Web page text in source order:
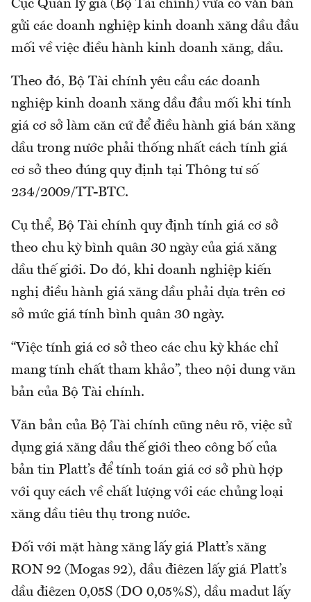
Cục Quản lý giá (Bộ Tài chính) vừa có văn bản
gửi các doanh nghiệp kinh doanh xăng dầu đầu
mối về việc điều hành kinh doanh xăng, dầu.
Theo đó, Bộ Tài chính yêu cầu các doanh
nghiệp kinh doanh xăng dầu đầu mối khi tính
giá cơ sở làm căn cứ để điều hành giá bán xăng
dầu trong nước phải thống nhất cách tính giá
cơ sở theo đúng quy định tại Thông tư số
234/2009/TT-BTC.
Cụ thể, Bộ Tài chính quy định tính giá cơ sở
theo chu kỳ bình quân 30 ngày của giá xăng
dầu thế giới. Do đó, khi doanh nghiệp kiến
nghị điều hành giá xăng dầu phải dựa trên cơ
sở mức giá tính bình quân 30 ngày.
“Việc tính giá cơ sở theo các chu kỳ khác chỉ
mang tính chất tham khảo”, theo nội dung văn
bản của Bộ Tài chính.
Văn bản của Bộ Tài chính cũng nêu rõ, việc sử
dụng giá xăng dầu thế giới theo công bố của
bản tin Platt’s để tính toán giá cơ sở phù hợp
với quy cách về chất lượng với các chủng loại
xăng dầu tiêu thụ trong nước.
Đối với mặt hàng xăng lấy giá Platt’s xăng
RON 92 (Mogas 92), dầu điêzen lấy giá Platt’s
dầu điêzen 0,05S (DO 0,05%S), dầu madut lấy